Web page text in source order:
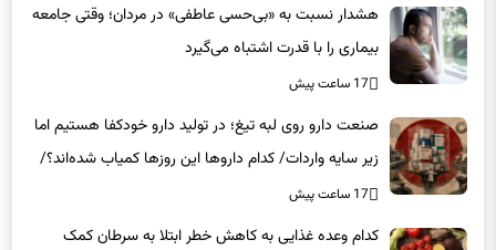
هشدار نسبت به «بی‌حسی عاطفی» در مردان؛ وقتی جامعه
بیماری را با قدرت اشتباه می‌گیرد
17 ساعت پیش
صنعت دارو روی لبه تیغ؛ در تولید دارو خودکفا هستیم اما
زیر سایه واردات/ کدام داروها این روزها کمیاب شده‌اند؟/
«کشور سه ماه ذخیره دارویی دارد»
17 ساعت پیش
کدام وعده غذایی به کاهش خطر ابتلا به سرطان کمک